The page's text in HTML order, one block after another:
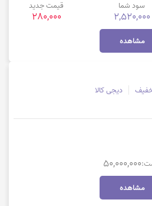
سود شما
2,520,000
قیمت جدید
280,000
مشاهده
دیجی کالا
50,000,000
مشاهده